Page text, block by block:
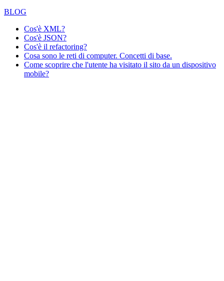
BLOG
Cos'è XML?
Cos'è JSON?
Cos'è il refactoring?
Cosa sono le reti di computer. Concetti di base.
Come scoprire che l'utente ha visitato il sito da un dispositivo
mobile?